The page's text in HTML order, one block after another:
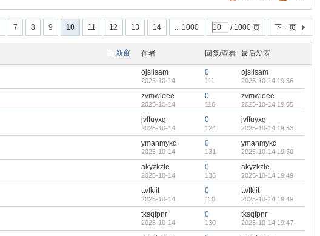
7 8 9 10 11 12 13 14 ... 1000 / 1000 页 下一页
新窗 作者 回复/查看 最后发表
ojsllsam
2025-10-14
0
111
ojsllsam
2025-10-14 19:56
zvmwloee
2025-10-14
0
116
zvmwloee
2025-10-14 19:55
jvffuyxg
2025-10-14
0
124
jvffuyxg
2025-10-14 19:53
ymanmykd
2025-10-14
0
131
ymanmykd
2025-10-14 19:50
akyzkzle
2025-10-14
0
136
akyzkzle
2025-10-14 19:49
ttvfkiit
2025-10-14
0
110
ttvfkiit
2025-10-14 19:49
tksqfpnr
2025-10-14
0
130
tksqfpnr
2025-10-14 19:47